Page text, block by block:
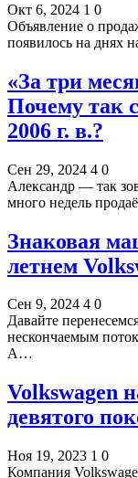
Окт 6, 2024 1 0
Объявление о
появилось на днях
«За три
Почему так
2006 г. в.?
Сен 29, 2024 4 0
Александр — так
много недель
Знаковая
летнем
Сен 9, 2024 4 0
Давайте
нескончаемым
А…
Volkswagen
девятого
Ноя 19, 2023 1 0
Компания